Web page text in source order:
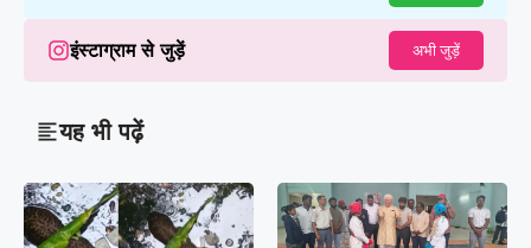
इंस्टाग्राम से जुड़ें अभी जुड़ें
यह भी पढ़ें